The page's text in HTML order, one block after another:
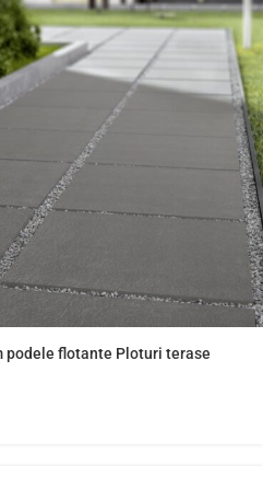
podele flotante Ploturi terase